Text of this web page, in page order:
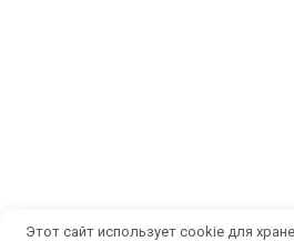
Этот сайт использует cookie для